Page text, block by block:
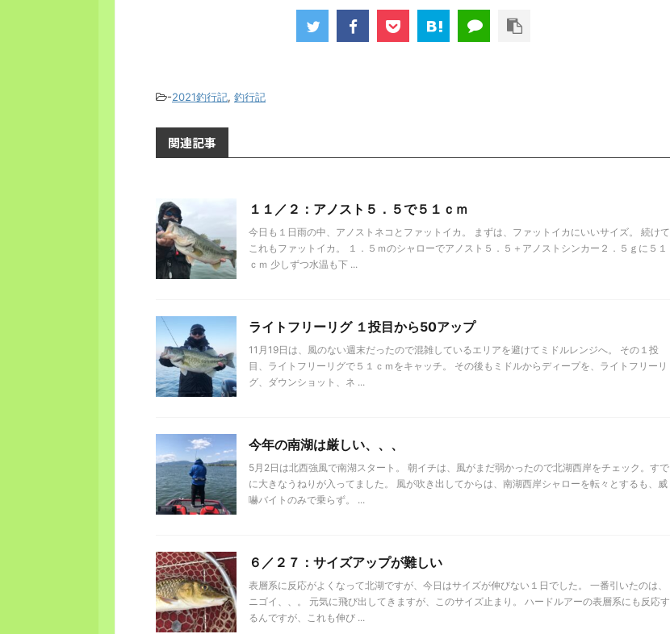
-2021釣行記, 釣行記
関連記事
１１／２：アノスト５．５で５１ｃｍ
今日も１日雨の中、アノストネコとファットイカ。 まずは、ファットイカにいいサイズ。 続けて
これもファットイカ。 １．５ｍのシャローでアノスト５．５＋アノストシンカー２．５ｇに５１
ｃｍ 少しずつ水温も下 ...
ライトフリーリグ １投目から50アップ
11月19日は、風のない週末だったので混雑しているエリアを避けてミドルレンジへ。 その１投
目、ライトフリーリグで５１ｃｍをキャッチ。 その後もミドルからディープを、ライトフリーリ
グ、ダウンショット、ネ ...
今年の南湖は厳しい、、、
5月2日は北西強風で南湖スタート。 朝イチは、風がまだ弱かったので北湖西岸をチェック。すで
に大きなうねりが入ってました。 風が吹き出してからは、南湖西岸シャローを転々とするも、威
嚇バイトのみで乗らず。 ...
６／２７：サイズアップが難しい
表層系に反応がよくなって北湖ですが、今日はサイズが伸びない１日でした。 一番引いたのは、
ニゴイ、、。 元気に飛び出してきますが、このサイズ止まり。 ハードルアーの表層系にも反応す
るんですが、これも伸び ...